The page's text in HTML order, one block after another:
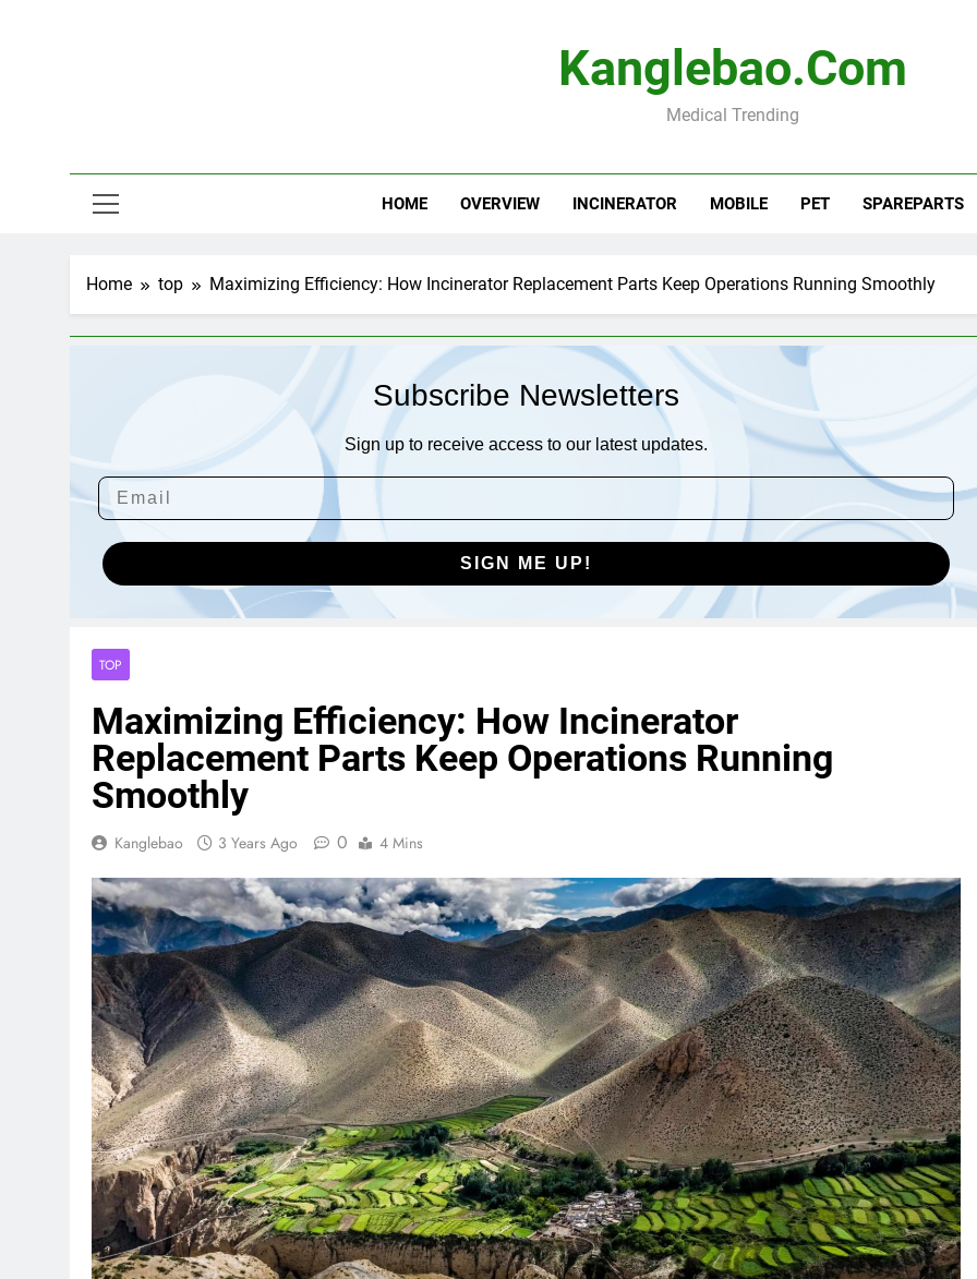
Kanglebao.com
Medical Trending
HOME OVERVIEW INCINERATOR MOBILE PET SPAREPARTS
Home top Maximizing Efficiency: How Incinerator Replacement Parts Keep Operations Running Smoothly
Subscribe Newsletters
Sign up to receive access to our latest updates.
SIGN ME UP!
TOP
Maximizing Efficiency: How Incinerator
Replacement Parts Keep Operations Running
Smoothly
Kanglebao 3 Years Ago 0 4 Mins